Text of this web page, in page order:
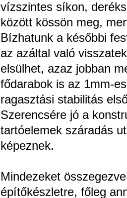
vízszintes síkon,
között kössön meg,
Bízhatunk a későbbi
az azáltal való
elsülhet, azaz jobban
fődarabok is az 1mm-
ragasztási stabilitás
Szerencsére jó a
tartóelemek száradás
képeznek.
Mindezeket
építőkészletre, főleg